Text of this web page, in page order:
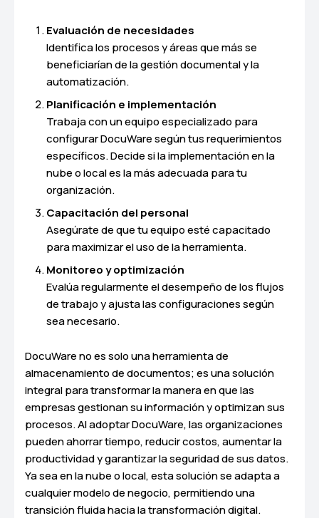
Evaluación de necesidades
Identifica los procesos y áreas que más se
beneficiarían de la gestión documental y la
automatización.
Planificación e implementación
Trabaja con un equipo especializado para
configurar DocuWare según tus requerimientos
específicos. Decide si la implementación en la
nube o local es la más adecuada para tu
organización.
Capacitación del personal
Asegúrate de que tu equipo esté capacitado
para maximizar el uso de la herramienta.
Monitoreo y optimización
Evalúa regularmente el desempeño de los flujos
de trabajo y ajusta las configuraciones según
sea necesario.
DocuWare no es solo una herramienta de
almacenamiento de documentos; es una solución
integral para transformar la manera en que las
empresas gestionan su información y optimizan sus
procesos. Al adoptar DocuWare, las organizaciones
pueden ahorrar tiempo, reducir costos, aumentar la
productividad y garantizar la seguridad de sus datos.
Ya sea en la nube o local, esta solución se adapta a
cualquier modelo de negocio, permitiendo una
transición fluida hacia la transformación digital.